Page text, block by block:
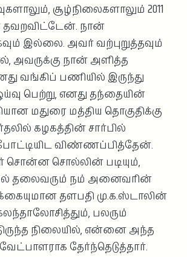
சூழ்நிலைகளாலும் 2011
நான்
இல்லை. அவர் வற்புறுத்தவும்
நான் அளித்த
வங்கிப் பணியில் இருந்து
பெற்று, எனது தந்தையின்
மதுரை மத்திய தொகுதிக்கு
கழகத்தின் சார்பில்
விண்ணப்பித்தேன்.
சொல்லின் படியும்,
தலைவரும் நம் அனைவரின்
தளபதி மு.க.ஸ்டாலின்
பலரும்
நிலையில், என்னை அந்த
தேர்ந்தெடுத்தார்.